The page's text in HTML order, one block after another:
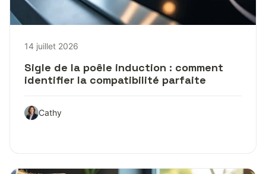
14 juillet 2026
Sigle de la poêle induction : comment
identifier la compatibilité parfaite
Cathy